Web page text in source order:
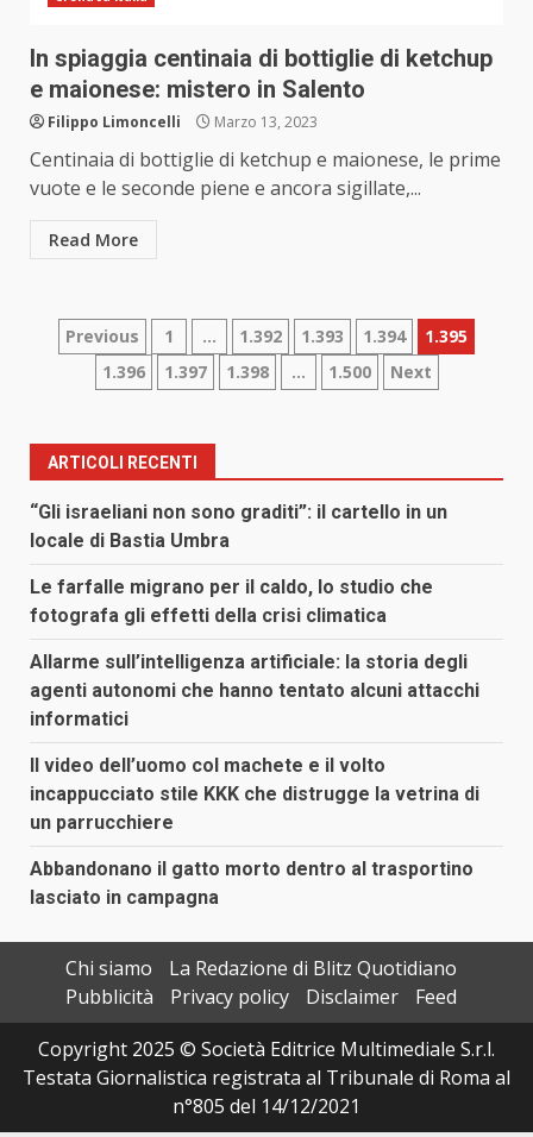
In spiaggia centinaia di bottiglie di ketchup
e maionese: mistero in Salento
Filippo Limoncelli Marzo 13, 2023
Centinaia di bottiglie di ketchup e maionese, le prime
vuote e le seconde piene e ancora sigillate,...
Read More
Paginazione
degli
articoli
Previous 1 … 1.392 1.393 1.394
1.395
1.396
1.397 1.398 … 1.500 Next
ARTICOLI RECENTI
“Gli israeliani non sono graditi”: il cartello in un
locale di Bastia Umbra
Le farfalle migrano per il caldo, lo studio che
fotografa gli effetti della crisi climatica
Allarme sull’intelligenza artificiale: la storia degli
agenti autonomi che hanno tentato alcuni attacchi
informatici
Il video dell’uomo col machete e il volto
incappucciato stile KKK che distrugge la vetrina di
un parrucchiere
Abbandonano il gatto morto dentro al trasportino
lasciato in campagna
Chi siamo
La Redazione di Blitz Quotidiano
Pubblicità
Privacy policy Disclaimer
Feed
Copyright 2025 © Società Editrice Multimediale S.r.l.
Testata Giornalistica registrata al Tribunale di Roma al
n°805 del 14/12/2021